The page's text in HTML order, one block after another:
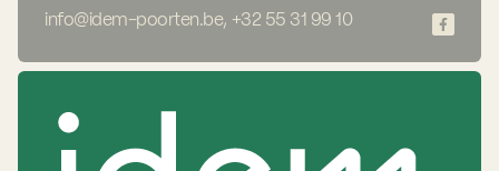
info@idem-poorten.be, +32 55 31 99 10